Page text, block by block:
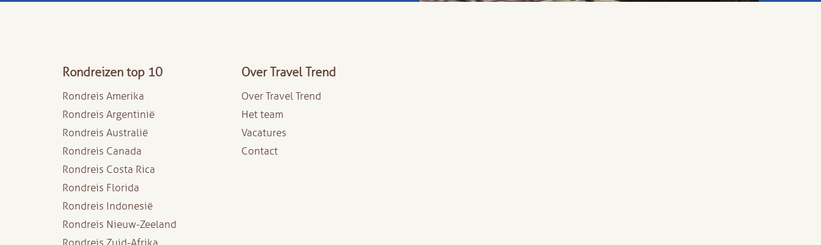
Rondreizen top 10
Rondreis Amerika
Rondreis Argentinië
Rondreis Australië
Rondreis Canada
Rondreis Costa Rica
Rondreis Florida
Rondreis Indonesië
Rondreis Nieuw-Zeeland
Over Travel Trend
Over Travel Trend
Het team
Vacatures
Contact